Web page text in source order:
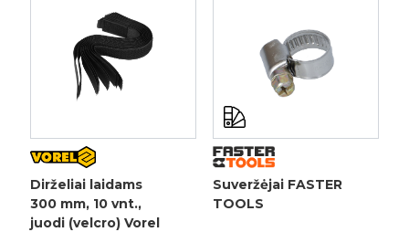
Dirželiai laidams
300 mm, 10 vnt.,
juodi (velcro) Vorel
Suveržėjai FASTER
TOOLS